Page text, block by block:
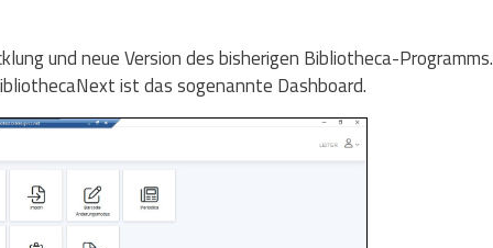
und neue Version des bisherigen Bibliotheca-Programms.
ist das sogenannte Dashboard.